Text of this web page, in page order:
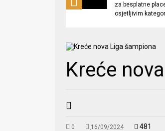
za besplatne
osjetljivim
Kreće
0 16/09/2024 481